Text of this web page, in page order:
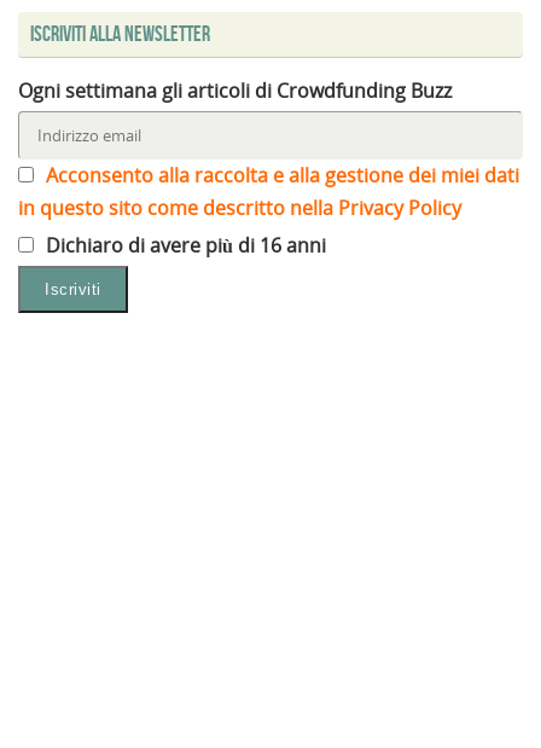
Iscriviti alla Newsletter
Ogni settimana gli articoli di Crowdfunding Buzz
Acconsento alla raccolta e alla gestione dei miei dati
in questo sito come descritto nella Privacy Policy
Dichiaro di avere più di 16 anni